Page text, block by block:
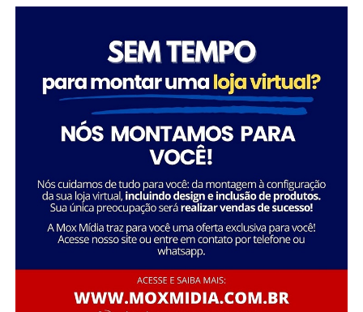
A Savana integra o Grupo Águia Branca e é especializada
na comercialização de caminhões e veículos comerciais
da Mercedes-Benz. Com forte presença nos setores de
transporte e logística, oferece um portfólio completo
de veículos, peças e serviços de oficina. Além disso,
disponibiliza soluções em pneus e recapagem,
garantindo performance e eficiência para os clientes do
segmento de transporte de cargas.
FONTE: A Savana integra o Grupo Águia Branca
feminina no setor social: “Acredito que quando as
mulheres assumem a liderança, trazem consigo uma
perspectiva única e essencial que promove a inclusão e o
desenvolvimento sustentável. Meu objetivo é continuar
inspirando e capacitando outras mulheres a seguirem
esse caminho, transformando ainda mais vidas e
Essa trajetória exemplifica como o ativismo e o
empreendedorismo social podem convergir para criar
uma carreira gratificante e de grande impacto social.
Sobre o Instituto Macedônia